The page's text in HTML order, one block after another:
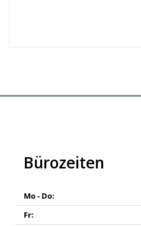
Bürozeiten
Mo - Do:
Fr: